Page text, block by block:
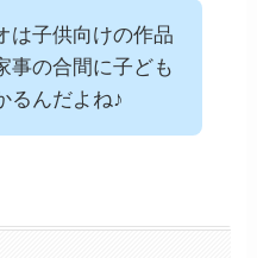
は子供向けの作品
事の合間に子ども
るんだよね♪